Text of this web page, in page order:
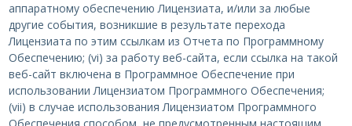
аппаратному обеспечению Лицензиата, и/или за любые
другие события, возникшие в результате перехода
Лицензиата по этим ссылкам из Отчета по Программному
Обеспечению; (vi) за работу веб-сайта, если ссылка на такой
веб-сайт включена в Программное Обеспечение при
использовании Лицензиатом Программного Обеспечения;
(vii) в случае использования Лицензиатом Программного